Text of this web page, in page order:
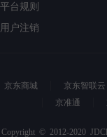
平台规则
用户注销
京东商城 京东智联云
京准通
Copyright © 2012-2020